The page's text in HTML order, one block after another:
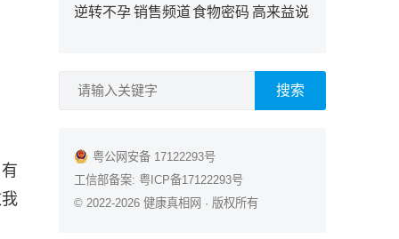
逆转不孕销售频道食物密码 高来益说
搜索
粤公网安备 17122293号
工信部备案: 粤ICP备17122293号
© 2022-2026 健康真相网 · 版权所有